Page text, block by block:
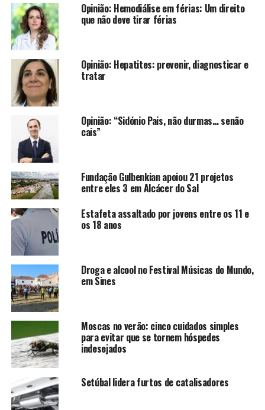
Opinião: Hemodiálise em férias: Um direito
que não deve tirar férias
Opinião: Hepatites: prevenir, diagnosticar e
tratar
Opinião: “Sidónio Pais, não durmas… senão
cais”
Fundação Gulbenkian apoiou 21 projetos
entre eles 3 em Alcácer do Sal
Estafeta assaltado por jovens entre os 11 e
os 18 anos
Droga e alcool no Festival Músicas do Mundo,
em Sines
Moscas no verão: cinco cuidados simples
para evitar que se tornem hóspedes
indesejados
Setúbal lidera furtos de catalisadores